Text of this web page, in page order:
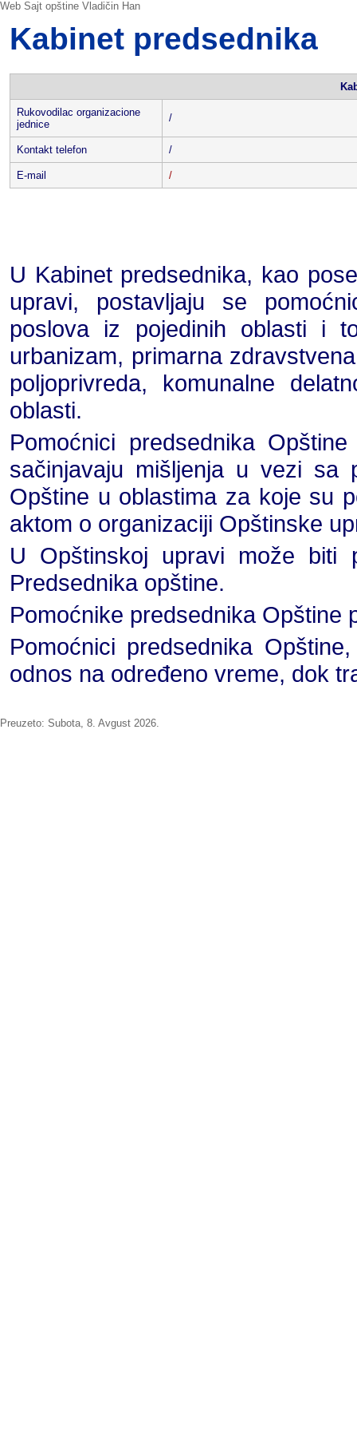
Web Sajt opštine Vladičin Han
Kabinet predsednika
Rukovodilac organizacione
jednice
/
Kontakt telefon /
E-mail /
U Kabinet predsednika, kao
upravi, postavljaju se
poslova iz pojedinih oblasti i
urbanizam, primarna
poljoprivreda, komunalne
oblasti.
Pomoćnici predsednika
sačinjavaju mišljenja u vezi sa
Opštine u oblastima za koje su
aktom o organizaciji Opštinske
U Opštinskoj upravi može biti
Predsednika opštine.
Pomoćnike predsednika Opštine
Pomoćnici predsednika
odnos na određeno vreme, dok
Preuzeto: Subota, 8. Avgust 2026.